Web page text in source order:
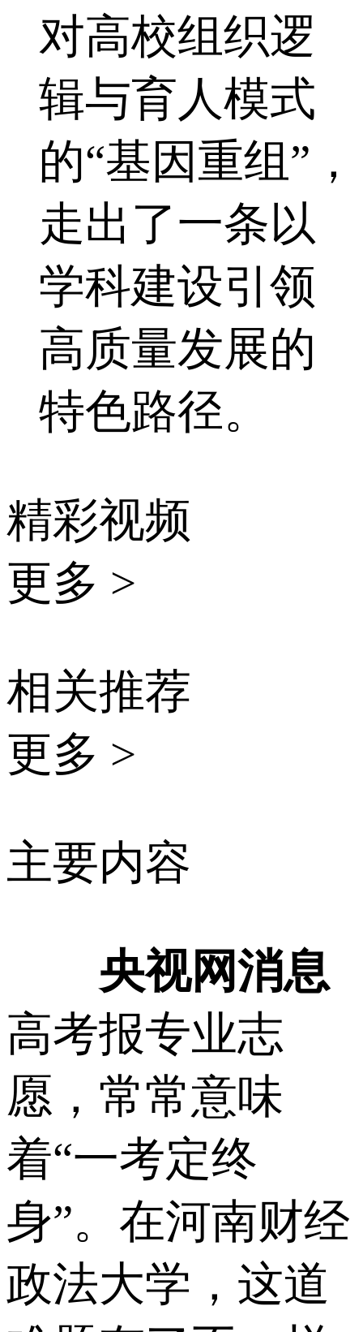
对高校组织逻
辑与育人模式
的“基因重组”，
走出了一条以
学科建设引领
高质量发展的
特色路径。
精彩视频
更多 >
相关推荐
更多 >
主要内容
央视网消息
高考报专业志
愿，常常意味
着“一考定终
身”。在河南财经
政法大学，这道